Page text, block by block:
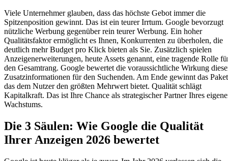
Viele Unternehmer glauben, dass das höchste Gebot immer die
Spitzenposition gewinnt. Das ist ein teurer Irrtum. Google bevorzugt
nützliche Werbung gegenüber rein teurer Werbung. Ein hoher
Qualitätsfaktor ermöglicht es Ihnen, Konkurrenten zu überholen, die
deutlich mehr Budget pro Klick bieten als Sie. Zusätzlich spielen
Anzeigenerweiterungen, heute Assets genannt, eine tragende Rolle
den Gesamtrang. Google bewertet die voraussichtliche Wirkung
Zusatzinformationen für den Suchenden. Am Ende gewinnt das
das dem Nutzer den größten Mehrwert bietet. Qualität schlägt
Kapitalkraft. Das ist Ihre Chance als strategischer Partner Ihres
Wachstums.
Die 3 Säulen: Wie Google die Qualität
Ihrer Anzeigen 2026 bewertet